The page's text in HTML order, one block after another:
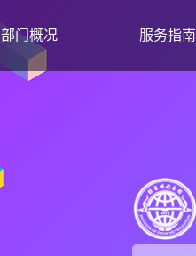
部门概况 服务指南